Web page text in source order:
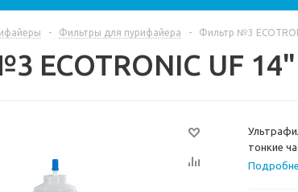
- Фильтры для пурифайера - Фильтр №3
ECOTRONIC UF 14"
тонкие